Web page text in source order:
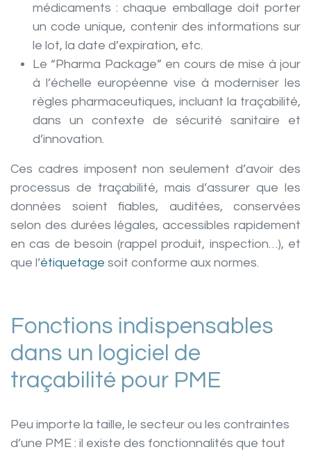
médicaments : chaque emballage doit porter
un code unique, contenir des informations sur
le lot, la date d’expiration, etc.
Le “Pharma Package” en cours de mise à jour
à l’échelle européenne vise à moderniser les
règles pharmaceutiques, incluant la traçabilité,
dans un contexte de sécurité sanitaire et
d’innovation.
Ces cadres imposent non seulement d’avoir des
processus de traçabilité, mais d’assurer que les
données soient fiables, auditées, conservées
selon des durées légales, accessibles rapidement
en cas de besoin (rappel produit, inspection…), et
que l’étiquetage soit conforme aux normes.
Fonctions indispensables
dans un logiciel de
traçabilité pour PME
Peu importe la taille, le secteur ou les contraintes
d’une PME : il existe des fonctionnalités que tout